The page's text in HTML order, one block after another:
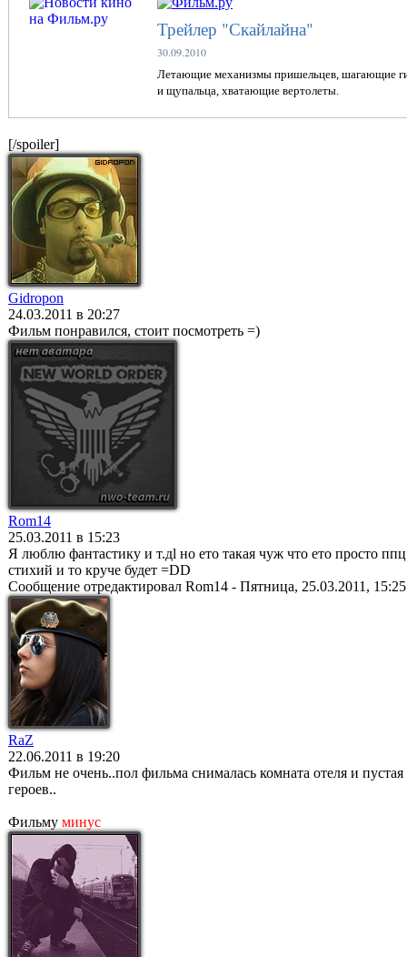
Трейлер "Скайлайна"
30.09.2010
Летающие механизмы пришельцев, шагающие
и щупальца, хватающие вертолеты.
[/spoiler]
Gidropon
24.03.2011 в 20:27
Фильм понравился, стоит посмотреть =)
Rom14
25.03.2011 в 15:23
Я люблю фантастику и т.дl но ето такая чуж что ето просто
стихий и то круче будет =DD
Сообщение отредактировал Rom14 - Пятница, 25.03.2011, 15:25
RaZ
22.06.2011 в 19:20
Фильм не очень..пол фильма снималась комната отеля и пустая
героев..
Фильму минус